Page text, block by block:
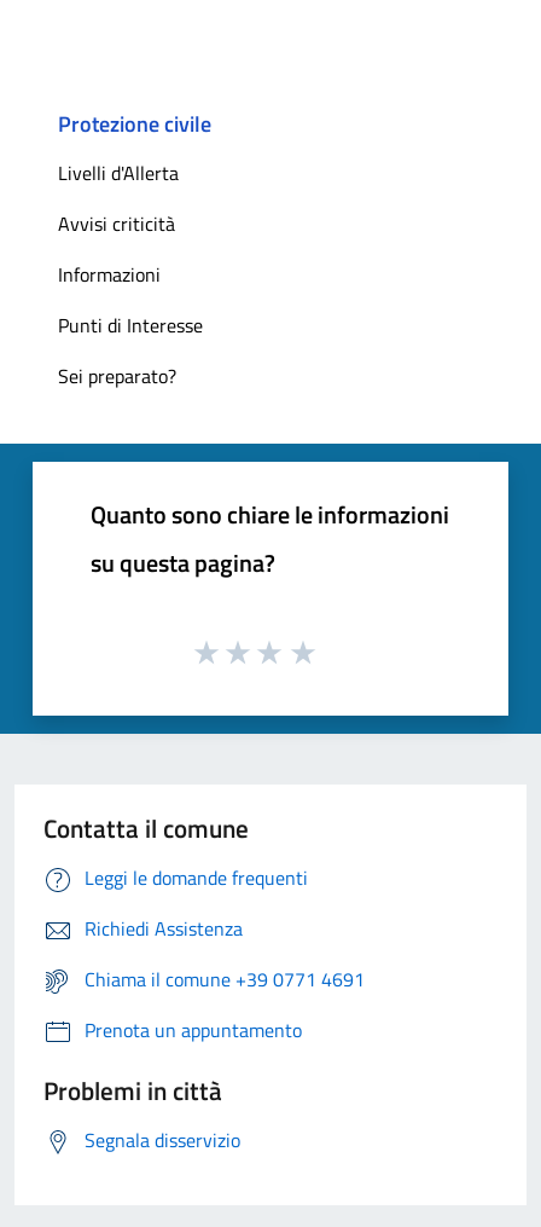
Protezione civile
Livelli d'Allerta
Avvisi criticità
Informazioni
Punti di Interesse
Sei preparato?
Quanto sono chiare le informazioni
su questa pagina?
Contatta il comune
Leggi le domande frequenti
Richiedi Assistenza
Chiama il comune +39 0771 4691
Prenota un appuntamento
Problemi in città
Segnala disservizio